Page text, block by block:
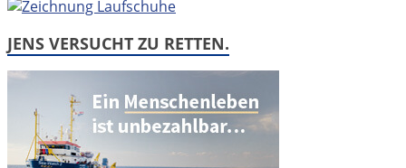
JENS VERSUCHT ZU RETTEN.